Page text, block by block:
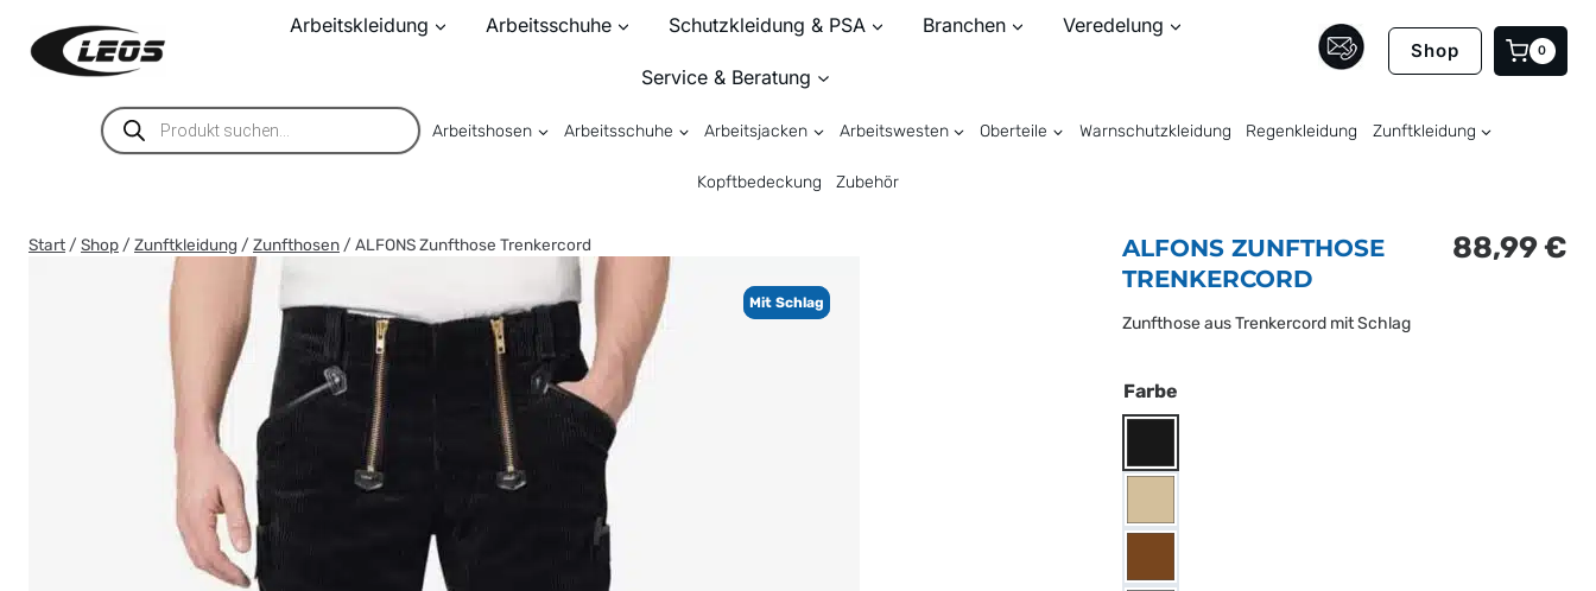
Inhalt
springen
Arbeitskleidung Arbeitsschuhe Schutzkleidung & PSA Branchen Veredelung
Service & Beratung
Shop 0
Products
search
Arbeitshosen Arbeitsschuhe Arbeitsjacken Arbeitswesten Oberteile Warnschutzkleidung Regenkleidung Zunftkleidung
Kopftbedeckung Zubehör
Start / Shop / Zunftkleidung / Zunfthosen / ALFONS Zunfthose Trenkercord
Mit Schlag
Mit Schlag
ALFONS ZUNFTHOSE
TRENKERCORD
88,99€
Zunfthose aus Trenkercord mit Schlag
Farbe